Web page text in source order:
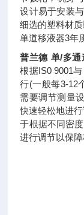
设计易于安装
细选的塑料材
单道移液器3年
普兰德 单/多通
根据IS0 9001
行(一般每3-12
需要调节测量
快速轻松地进
于根据不同密
进行调节以保